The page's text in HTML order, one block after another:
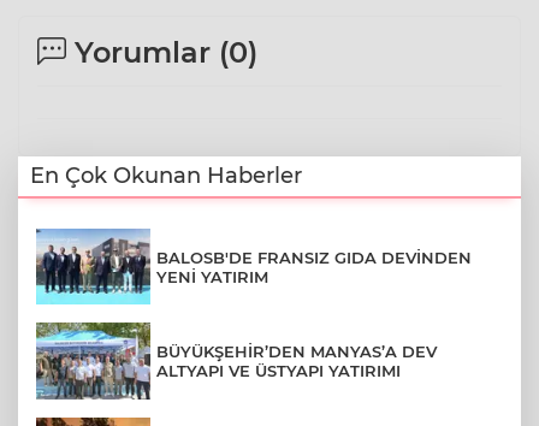
Yorumlar (0)
En Çok Okunan Haberler
BALOSB'DE FRANSIZ GIDA DEVİNDEN
YENİ YATIRIM
BÜYÜKŞEHİR’DEN MANYAS’A DEV
ALTYAPI VE ÜSTYAPI YATIRIMI